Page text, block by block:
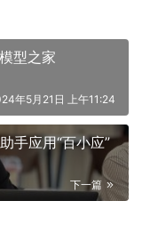
型之家
年5月21日 上午11:24
手应用“百小应”
下一篇